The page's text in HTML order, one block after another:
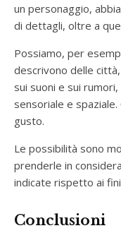
un personaggio,
di dettagli, oltre a
Possiamo, per
descrivono delle
sui suoni e sui
sensoriale e
gusto.
Le possibilità sono
prenderle in
indicate rispetto ai
Conclusioni